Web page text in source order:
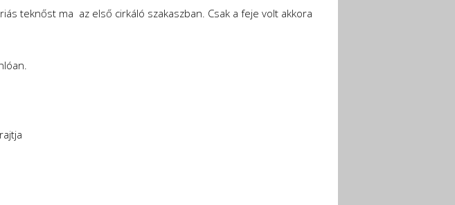
teknőst ma az első cirkáló szakaszban. Csak a feje volt akkora